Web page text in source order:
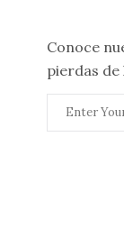
Conoce
pierdas